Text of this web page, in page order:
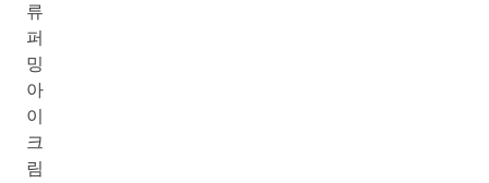
류
퍼
밍
아
이
크
림